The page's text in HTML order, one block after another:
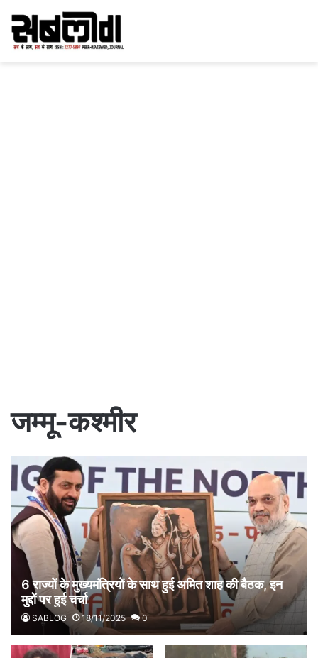
जम्मू-कश्मीर
6 राज्यों के मुख्यमंत्रियों के साथ हुई अमित शाह की बैठक, इन
मुद्दों पर हुई चर्चा
SABLOG 18/11/2025 0